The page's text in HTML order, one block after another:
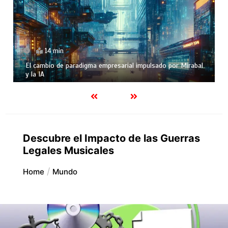
por Mirabal
7 min
Curiosidades sobre Donald Trump y la
según Mirabal
Descubre el Impacto de las Guerras
Legales Musicales
Home Mundo